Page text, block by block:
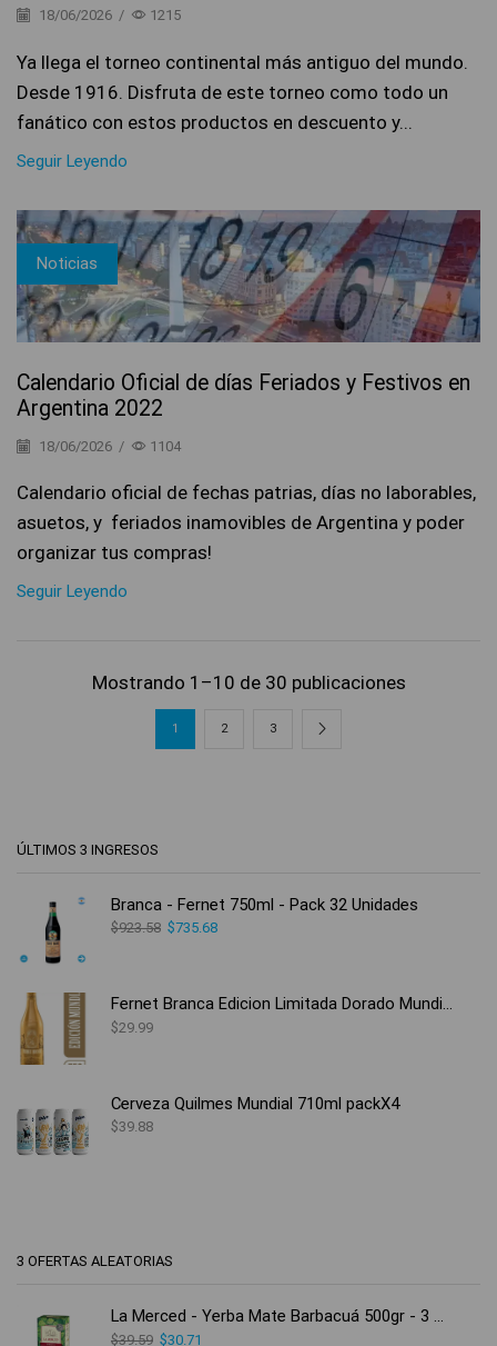
18/06/2026 / 1215
Ya llega el torneo continental más antiguo del mundo.
Desde 1916. Disfruta de este torneo como todo un
fanático con estos productos en descuento y...
Seguir Leyendo
Noticias
Calendario Oficial de días Feriados y Festivos en
Argentina 2022
18/06/2026 / 1104
Calendario oficial de fechas patrias, días no laborables,
asuetos, y feriados inamovibles de Argentina y poder
organizar tus compras!
Seguir Leyendo
Mostrando 1–10 de 30 publicaciones
1 2 3
ÚLTIMOS 3 INGRESOS
Branca - Fernet 750ml - Pack 32 Unidades
$923.58 $735.68
Fernet Branca Edicion Limitada Dorado Mundial
$29.99
Cerveza Quilmes Mundial 710ml packX4
$39.88
3 OFERTAS ALEATORIAS
La Merced - Yerba Mate Barbacuá 500gr - 3 Unidades
$39.59 $30.71